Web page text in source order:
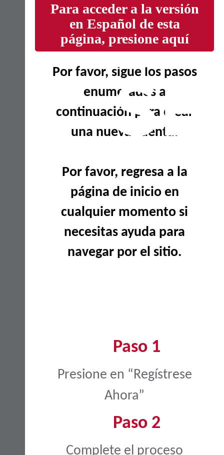
Para acceder a la versión
en Español de esta
página, presione aquí
Por favor, sigue los pasos
enumerados a
continuación para crear
una nueva cuenta.
Por favor, regresa a la
página de inicio en
cualquier momento si
necesitas ayuda para
navegar por el sitio.
Paso 1
Presione en “Regístrese
Ahora”
Paso 2
Complete el proceso